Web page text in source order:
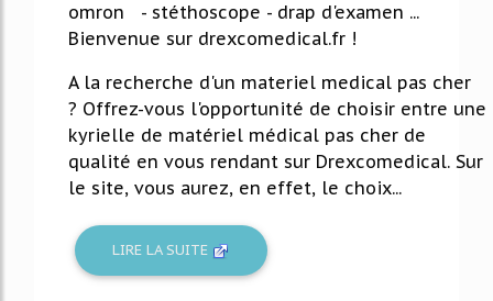
omron - stéthoscope - drap d'examen ...
Bienvenue sur drexcomedical.fr !
A la recherche d'un materiel medical pas cher
? Offrez-vous l'opportunité de choisir entre une
kyrielle de matériel médical pas cher de
qualité en vous rendant sur Drexcomedical. Sur
le site, vous aurez, en effet, le choix...
LIRE LA SUITE